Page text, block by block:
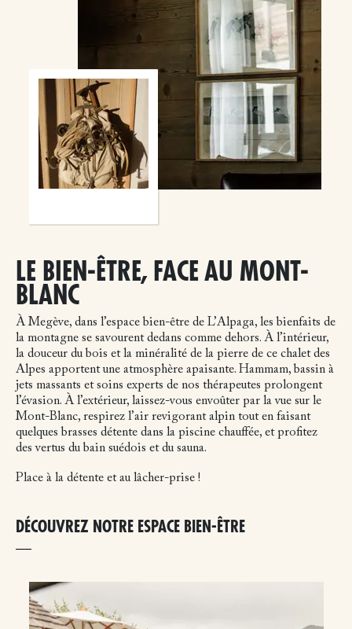
LE BIEN-ÊTRE, FACE AU MONT-
BLANC
À Megève, dans l’espace bien-être de L’Alpaga, les bienfaits de
la montagne se savourent dedans comme dehors. À l’intérieur,
la douceur du bois et la minéralité de la pierre de ce chalet des
Alpes apportent une atmosphère apaisante. Hammam, bassin à
jets massants et soins experts de nos thérapeutes prolongent
l’évasion. À l’extérieur, laissez-vous envoûter par la vue sur le
Mont-Blanc, respirez l’air revigorant alpin tout en faisant
quelques brasses détente dans la piscine chauffée, et profitez
des vertus du bain suédois et du sauna.
Place à la détente et au lâcher-prise !
DÉCOUVREZ NOTRE ESPACE BIEN-ÊTRE